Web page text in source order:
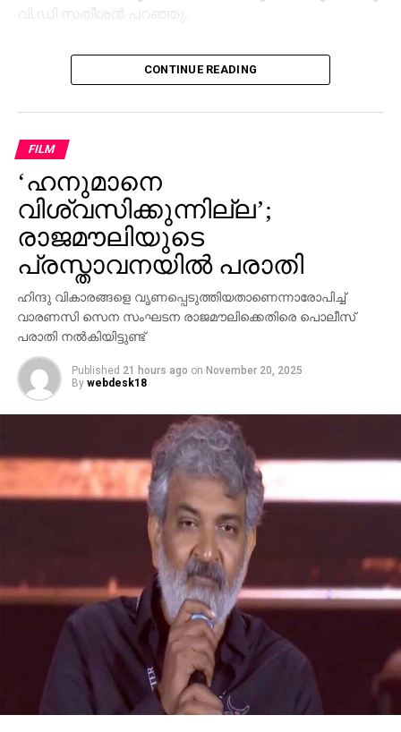
വി.ഡി സതീശന്‍ പറഞ്ഞു.
ശബരിമല സ്വര്‍ണക്കൊള്ളയില്‍ മുഖ്യമന്ത്രി
പിണറായി വിജയന്‍ എന്തുകൊണ്ട് മൗനം പാലിക്കുന്നു.
പാര്‍ട്ടിക്ക് ഒരു കുഴപ്പവുമില്ലെന്ന് പറയാന്‍ എം.വി
ഗോവിന്ദന് മാത്രമേ കഴിയൂവെന്നും വി.ഡി സതീശന്‍
പരിഹസിച്ചു. എന്തുകൊണ്ട് ദേവസ്വം ബോര്‍ഡ്
പോറ്റിക്കെതിരെ പരാതി നല്‍കിയില്ലെന്നും പോറ്റി
കുടുങ്ങിയാല്‍ പലരും കുടുങ്ങും എന്ന് സിപിഎമ്മിന്
അറിയാമായിരുന്നുവെന്നും അദ്ദേഹം കൂട്ടിച്ചേര്‍ത്തു.
CONTINUE READING
FILM
‘ഹനുമാനെ
വിശ്വസിക്കുന്നില്ല’;
രാജമൗലിയുടെ
പ്രസ്താവനയില്‍ പരാതി
ഹിന്ദു വികാരങ്ങളെ വൃണപ്പെടുത്തിയതാണെന്നാരോപിച്ച്
വാരണസി സെന സംഘടന രാജമൗലിക്കെതിരെ പൊലീസ്
പരാതി നല്‍കിയിട്ടുണ്ട്
Published 21 hours ago on November 20, 2025
By webdesk18